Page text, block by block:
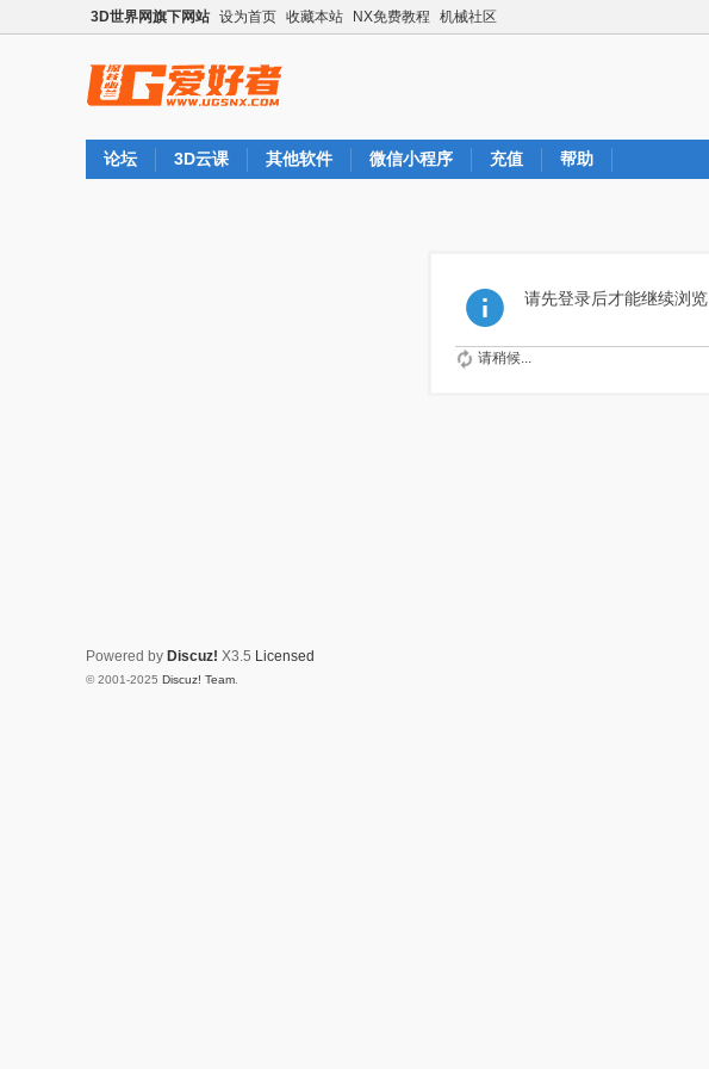
3D世界网旗下网站 设为首页 收藏本站 NX免费教程 机械社区
论坛 3D云课 其他软件 微信小程序 充值 帮助
请先登录后才能继续浏览
请稍候...
Powered by Discuz! X3.5 Licensed
© 2001-2025 Discuz! Team